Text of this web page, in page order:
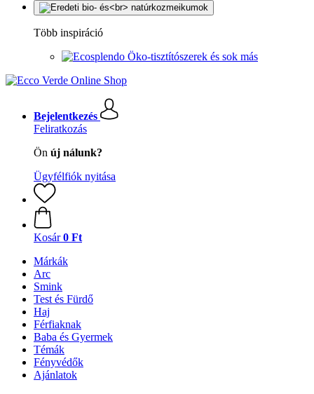
Több inspiráció
Öko-tisztítószerek és sok más
Bejelentkezés
Feliratkozás
Ön új nálunk?
Ügyfélfiók nyitása
Kosár 0 Ft
Márkák
Arc
Smink
Test és Fürdő
Haj
Férfiaknak
Baba és Gyermek
Témák
Fényvédők
Ajánlatok